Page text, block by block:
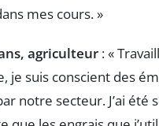
mes cours. »
agriculteur : «
je suis conscient des
notre secteur. J’ai été